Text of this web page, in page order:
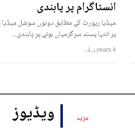
انسٹاگرام پر پابندی
میڈیا رپورٹ کے مطابق دونوں سوشل میڈیا
پر انتہا پسند سرگرمیاں ہونے پر پابندی...
4 years پہلے
مزید ویڈیوز